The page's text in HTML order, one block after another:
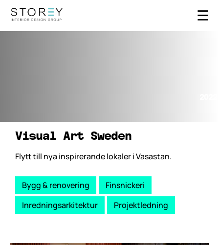
☰
Visual Art Sweden
Flytt till nya inspirerande lokaler i Vasastan.
Bygg & renovering
Finsnickeri
Inredningsarkitektur
Projektledning